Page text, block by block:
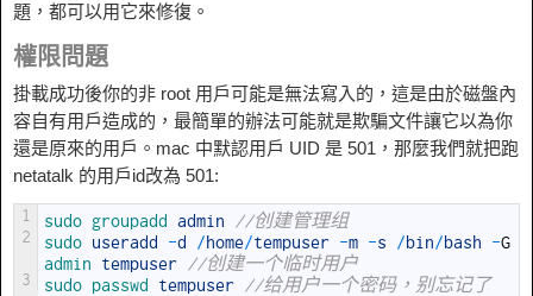
題，都可以用它來修復。
權限問題
掛載成功後你的非 root 用戶可能是無法寫入的，這是由於磁盤內
容自有用戶造成的，最簡單的辦法可能就是欺騙文件讓它以為你
還是原來的用戶。mac 中默認用戶 UID 是 501，那麼我們就把跑
netatalk 的用戶id改為 501:
1
2
3
sudo groupadd admin
//创建管理组
sudo useradd -d /home/tempuser -m -s /bin/bash -G
admin tempuser
//创建一个临时用户
sudo passwd tempuser //给用户一个密码，别忘记了